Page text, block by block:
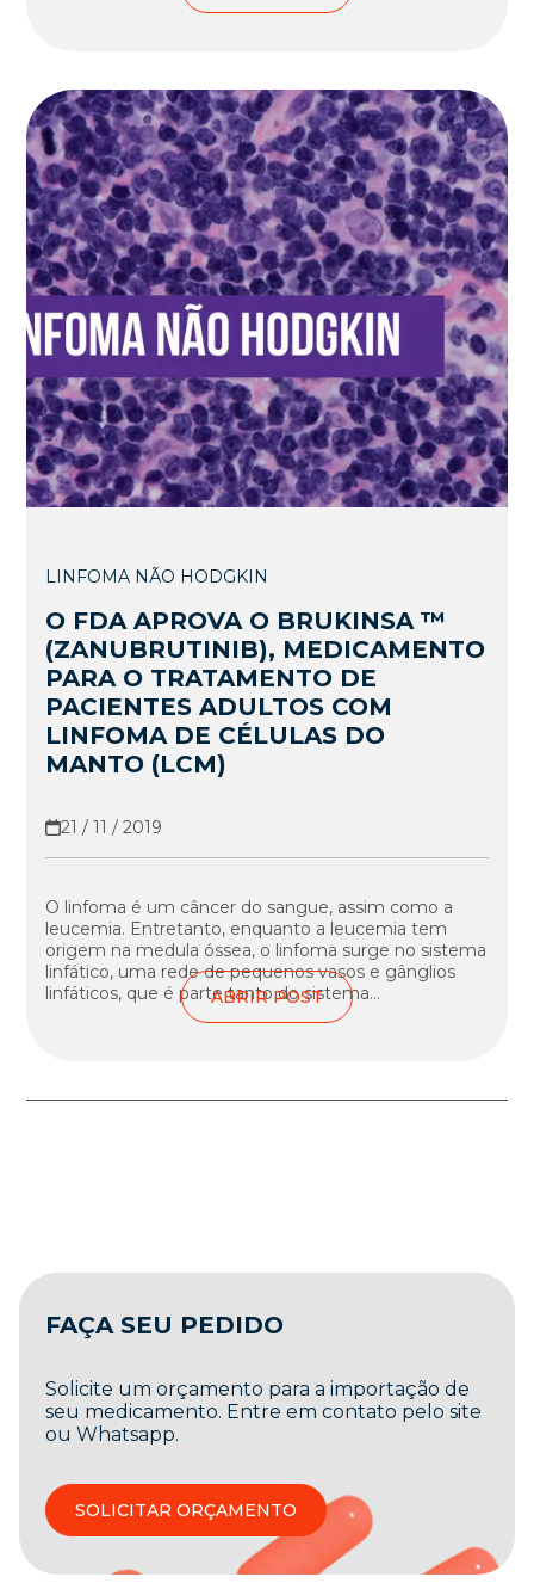
LINFOMA NÃO HODGKIN
O FDA APROVA O BRUKINSA ™
(ZANUBRUTINIB), MEDICAMENTO
PARA O TRATAMENTO DE
PACIENTES ADULTOS COM
LINFOMA DE CÉLULAS DO
MANTO (LCM)
21 / 11 / 2019
O linfoma é um câncer do sangue, assim como a
leucemia. Entretanto, enquanto a leucemia tem
origem na medula óssea, o linfoma surge no sistema
linfático, uma rede de pequenos vasos e gânglios
linfáticos, que é parte tanto do sistema...
ABRIR POST
FAÇA SEU PEDIDO
Solicite um orçamento para a importação de
seu medicamento. Entre em contato pelo site
ou Whatsapp.
SOLICITAR ORÇAMENTO